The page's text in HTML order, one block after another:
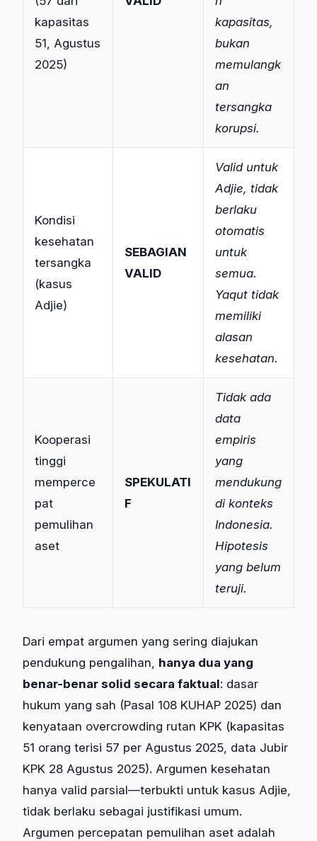
kapasitas
51, Agustus
2025)
kapasitas,
bukan
memulangk
an
tersangka
korupsi.
Kondisi
kesehatan
tersangka
(kasus
Adjie)
SEBAGIAN
VALID
Valid untuk
Adjie, tidak
berlaku
otomatis
untuk
semua.
Yaqut tidak
memiliki
alasan
kesehatan.
Kooperasi
tinggi
memperce
pat
pemulihan
aset
SPEKULATI
F
Tidak ada
data
empiris
yang
mendukung
di konteks
Indonesia.
Hipotesis
yang belum
teruji.
Dari empat argumen yang sering diajukan
pendukung pengalihan, hanya dua yang
benar-benar solid secara faktual: dasar
hukum yang sah (Pasal 108 KUHAP 2025) dan
kenyataan overcrowding rutan KPK (kapasitas
51 orang terisi 57 per Agustus 2025, data Jubir
KPK 28 Agustus 2025). Argumen kesehatan
hanya valid parsial—terbukti untuk kasus Adjie,
tidak berlaku sebagai justifikasi umum.
Argumen percepatan pemulihan aset adalah